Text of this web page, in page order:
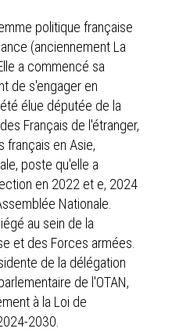
politique française
(anciennement La
a commencé sa
de s'engager en
élue députée de la
Français de l'étranger,
français en Asie,
poste qu'elle a
en 2022 et e, 2024
Nationale.
au sein de la
et des Forces armées.
de la délégation
de l'OTAN,
à la Loi de
2030.